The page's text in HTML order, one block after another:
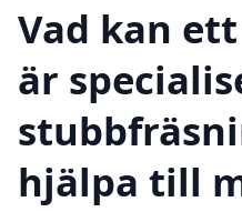
Vad kan
är
hjälpa till